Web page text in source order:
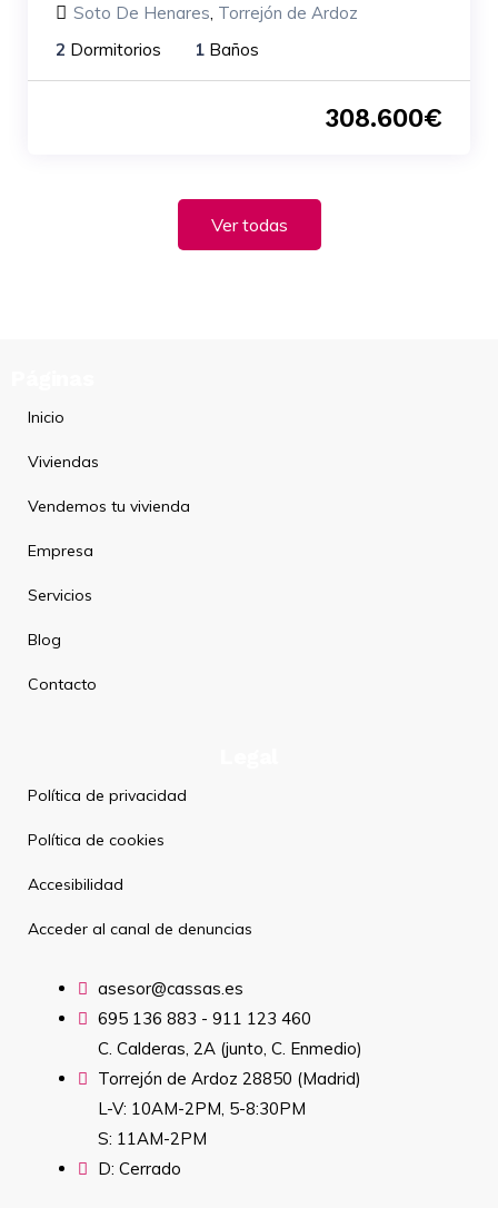
Soto De Henares Torrejón de Ardoz
2 Dormitorios 1 Baños
308.600€
Ver todas
Inicio
Viviendas
Vendemos tu vivienda
Empresa
Servicios
Blog
Contacto
Política de privacidad
Política de cookies
Accesibilidad
Acceder al canal de denuncias
asesor@cassas.es
695 136 883 - 911 123 460
C. Calderas, 2A (junto, C. Enmedio)
Torrejón de Ardoz 28850 (Madrid)
L-V: 10AM-2PM, 5-8:30PM
S: 11AM-2PM
D: Cerrado